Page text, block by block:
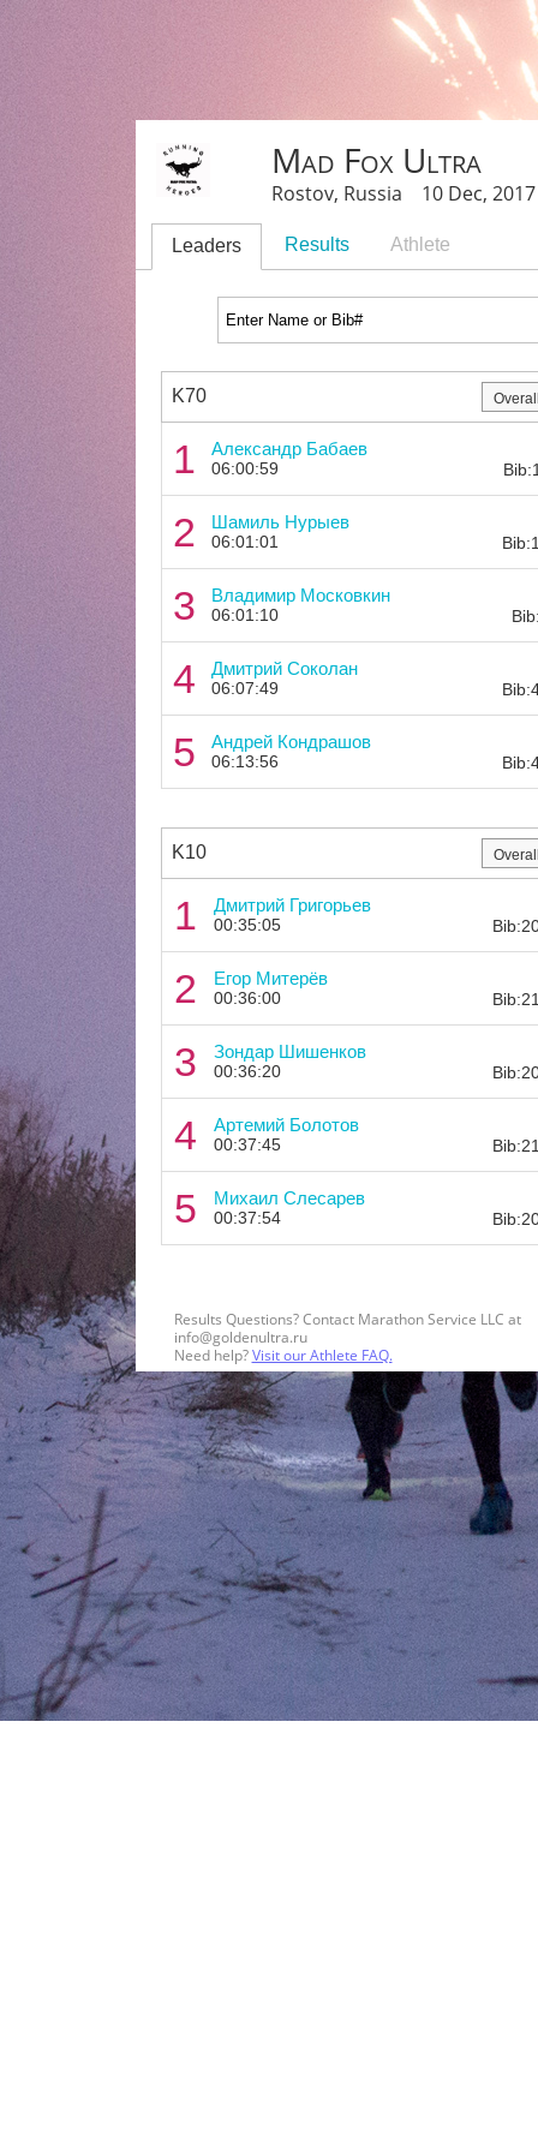
Mad Fox Ultra
Rostov, Russia 10 Dec, 2017
Leaders Results Athlete
K70
1 Александр Бабаев
06:00:59
2 Шамиль Нурыев
06:01:01
3 Владимир Московкин
06:01:10
4 Дмитрий Соколан
06:07:49
5 Андрей Кондрашов
06:13:56
K10
1 Дмитрий Григорьев
00:35:05
2 Егор Митерёв
00:36:00
3 Зондар Шишенков
00:36:20
4 Артемий Болотов
00:37:45
5 Михаил Слесарев
00:37:54
Results Questions? Contact Marathon Service LLC at
info@goldenultra.ru
Need help?Visit our Athlete FAQ.